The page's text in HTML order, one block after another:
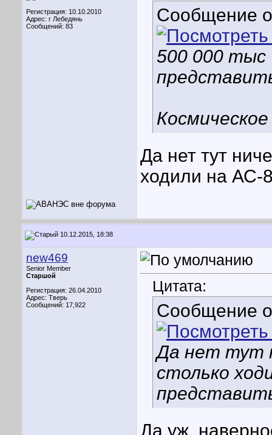
Регистрация: 10.10.2010
Адрес: г Лебедянь
Сообщений: 83
Сообщение
500 000 тыс
Да нет тут
ходили на АС-
10.12.2015, 18:38
new469
Senior Member
Старшой
Регистрация: 26.04.2010
Адрес: Тверь
Сообщений: 17,922
Цитата:
Сообщение
Да нет тут
столько
Да уж,